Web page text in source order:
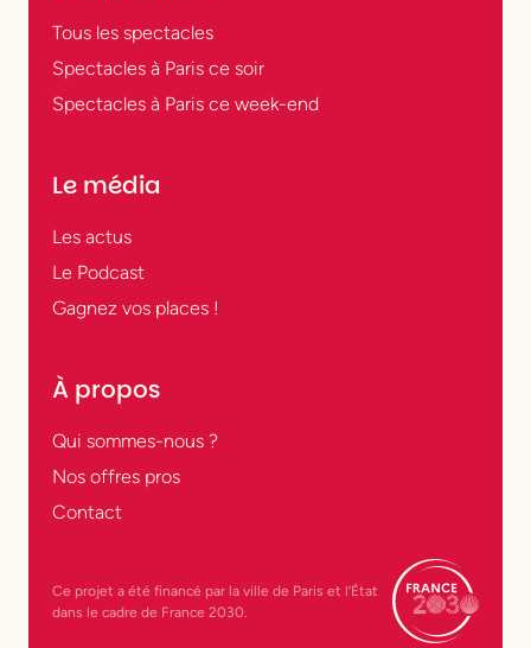
Tous les spectacles
Spectacles à Paris ce soir
Spectacles à Paris ce week-end
Le média
Les actus
Le Podcast
Gagnez vos places !
À propos
Qui sommes-nous ?
Nos offres pros
Contact
Ce projet a été financé par la ville de Paris et l’État
dans le cadre de France 2030.